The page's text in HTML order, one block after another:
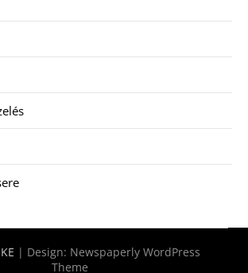
| Design: Newspaperly WordPress
Theme